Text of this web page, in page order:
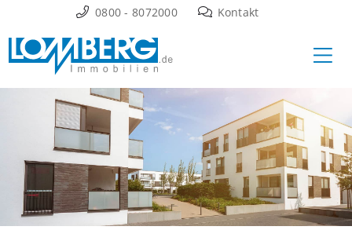
Inhalt
springen
0800 - 8072000 Kontakt